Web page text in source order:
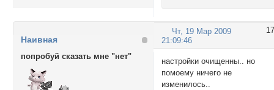
17
Чт, 19 Мар 2009
21:09:46
Наивная
попробуй сказать мне "нет"
настройки очищенны.. но
помоему ничего не
изменилось..